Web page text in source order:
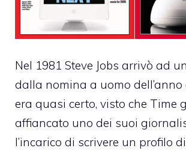
Nel 1981 Steve Jobs arrivò ad
dalla nomina a uomo
era quasi certo, visto che Time
affiancato uno dei suoi
l’incarico di scrivere un profilo